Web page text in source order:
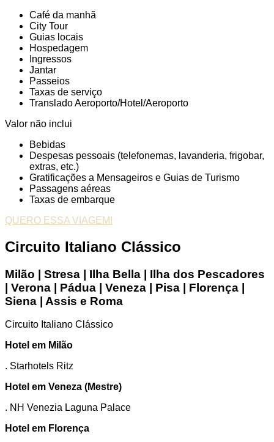
Café da manhã
City Tour
Guias locais
Hospedagem
Ingressos
Jantar
Passeios
Taxas de serviço
Translado Aeroporto/Hotel/Aeroporto
Valor não inclui
Bebidas
Despesas pessoais (telefonemas, lavanderia, frigobar,
extras, etc.)
Gratificações a Mensageiros e Guias de Turismo
Passagens aéreas
Taxas de embarque
QUERO ESSA VIAGEM!
Circuito Italiano Clássico
Milão | Stresa | Ilha Bella | Ilha dos Pescadores
| Verona | Pádua | Veneza | Pisa | Florença |
Siena | Assis e Roma
Circuito Italiano Clássico
Hotel em Milão
. Starhotels Ritz
Hotel em Veneza (Mestre)
. NH Venezia Laguna Palace
Hotel em Florença